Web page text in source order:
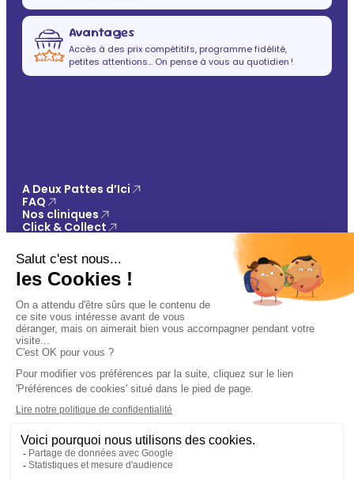
Avantages
Accès à des prix compétitifs, programme fidélité,
petites attentions… On pense à vous au quotidien !
A Deux Pattes d’Ici
FAQ
Nos cliniques
Click & Collect
Vos avantages
Conseils
Paiement 100% sécurisé
Politique de confidentialité
Conditions générales de vente
Gestions des cookies
Plan du site